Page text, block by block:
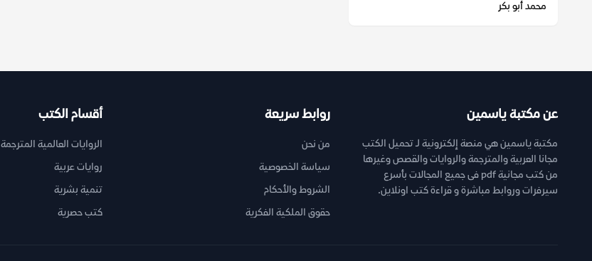
محمد أبو بكر
عن مكتبة ياسمين
مكتبة ياسمين هي منصة إلكترونية لـ تحميل الكتب
مجانا العربية والمترجمة والروايات والقصص وغيرها
من كتب مجانية pdf فى جميع المجالات بأسرع
سيرفرات وروابط مباشرة و قراءة كتب اونلاين.
روابط سريعة
من نحن
سياسة الخصوصية
الشروط والأحكام
حقوق الملكية الفكرية
أقسام الكتب
الروايات العالمية المترجمة
روايات عربية
تنمية بشرية
كتب حصرية